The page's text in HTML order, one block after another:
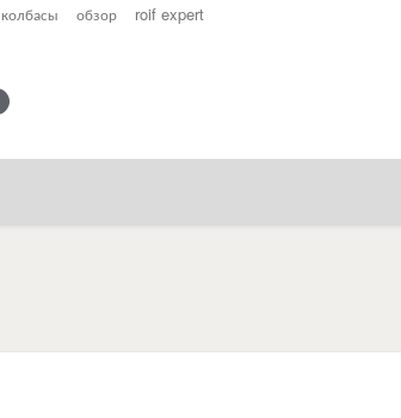
колбасы обзор roif expert